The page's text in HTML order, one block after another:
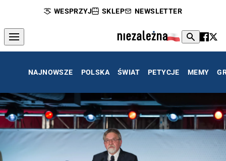
WESPRZYJ SKLEP NEWSLETTER
NAJNOWSZE POLSKA ŚWIAT PETYCJE MEMY